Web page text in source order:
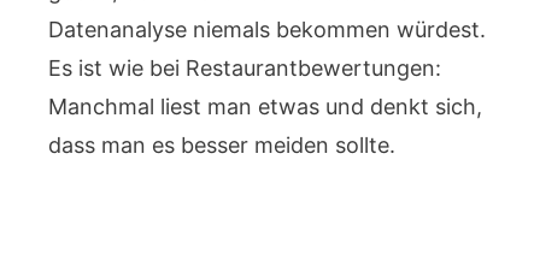
Datenanalyse niemals bekommen würdest.
Es ist wie bei Restaurantbewertungen:
Manchmal liest man etwas und denkt sich,
dass man es besser meiden sollte.